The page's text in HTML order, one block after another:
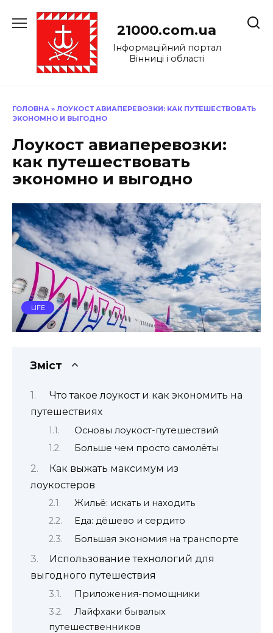
до
21000.com.ua
Інформаційний портал
Вінниці і області
ГОЛОВНА » ЛОУКОСТ АВИАПЕРЕВОЗКИ: КАК ПУТЕШЕСТВОВАТЬ
ЭКОНОМНО И ВЫГОДНО
Лоукост авиаперевозки:
как путешествовать
экономно и выгодно
LIFE
Зміст
Что такое лоукост и как экономить на
путешествиях
Основы лоукост-путешествий
Больше чем просто самолёты
Как выжать максимум из
лоукостеров
Жильё: искать и находить
Еда: дёшево и сердито
Большая экономия на транспорте
Использование технологий для
выгодного путешествия
Приложения-помощники
Лайфхаки бывалых
путешественников